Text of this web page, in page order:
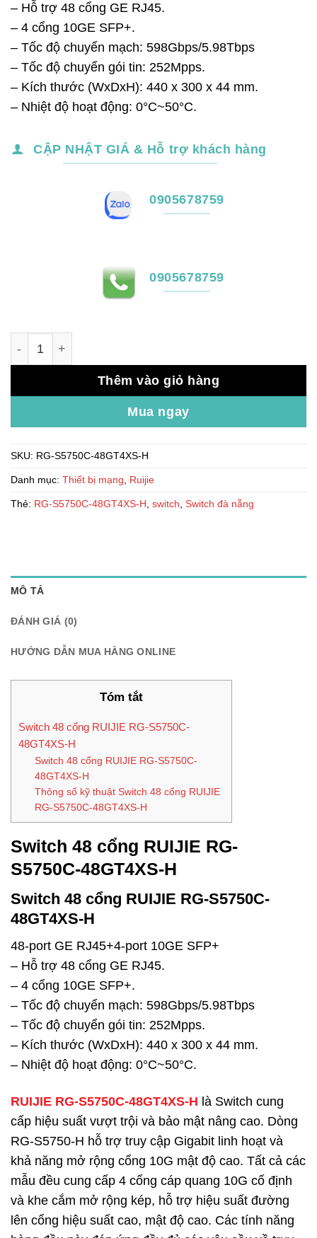
– Hỗ trợ 48 cổng GE RJ45.
– 4 cổng 10GE SFP+.
– Tốc độ chuyển mạch: 598Gbps/5.98Tbps
– Tốc độ chuyển gói tin: 252Mpps.
– Kích thước (WxDxH): 440 x 300 x 44 mm.
– Nhiệt độ hoạt động: 0°C~50°C.
CẬP NHẬT GIÁ & Hỗ trợ khách hàng
0905678759
0905678759
Thêm vào giỏ hàng
Mua ngay
SKU: RG-S5750C-48GT4XS-H
Danh mục: Thiết bị mạng Ruijie
Thẻ: RG-S5750C-48GT4XS-H switch Switch đà nẵng
MÔ TẢ
ĐÁNH GIÁ (0)
HƯỚNG DẪN MUA HÀNG ONLINE
Tóm tắt
Switch 48 cổng RUIJIE RG-S5750C-
48GT4XS-H
Switch 48 cổng RUIJIE RG-S5750C-
48GT4XS-H
Thông số kỹ thuật Switch 48 cổng RUIJIE
RG-S5750C-48GT4XS-H
Switch 48 cổng RUIJIE RG-
S5750C-48GT4XS-H
Switch 48 cổng RUIJIE RG-S5750C-
48GT4XS-H
48-port GE RJ45+4-port 10GE SFP+
– Hỗ trợ 48 cổng GE RJ45.
– 4 cổng 10GE SFP+.
– Tốc độ chuyển mạch: 598Gbps/5.98Tbps
– Tốc độ chuyển gói tin: 252Mpps.
– Kích thước (WxDxH): 440 x 300 x 44 mm.
– Nhiệt độ hoạt động: 0°C~50°C.
RUIJIE RG-S5750C-48GT4XS-H là Switch cung
cấp hiệu suất vượt trội và bảo mật nâng cao. Dòng
RG-S5750-H hỗ trợ truy cập Gigabit linh hoạt và
khả năng mở rộng cổng 10G mật độ cao. Tất cả các
mẫu đều cung cấp 4 cổng cáp quang 10G cố định
và khe cắm mở rộng kép, hỗ trợ hiệu suất đường
lên cổng hiệu suất cao, mật độ cao. Các tính năng